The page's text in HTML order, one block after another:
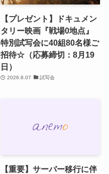
【プレゼント】ドキュメン
タリー映画『戦場0地点』
特別試写会に40組80名様ご
招待☆（応募締切：8月19
日）
2026.8.07 試写会
【重要】サーバー移行に伴